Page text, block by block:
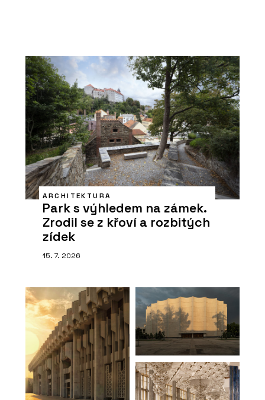
ARCHITEKTURA
Park s výhledem na zámek.
Zrodil se z křoví a rozbitých
zídek
15. 7. 2026